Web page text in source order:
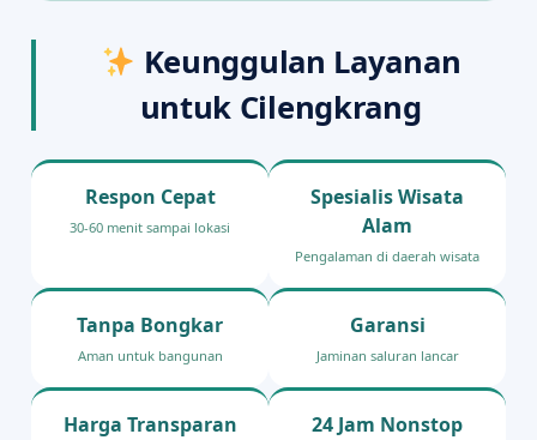
Keunggulan Layanan
untuk Cilengkrang
Respon Cepat
30-60 menit sampai lokasi
Spesialis Wisata
Alam
Pengalaman di daerah wisata
Tanpa Bongkar
Aman untuk bangunan
Garansi
Jaminan saluran lancar
Harga Transparan 24 Jam Nonstop